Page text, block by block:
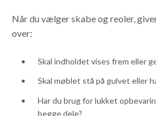
Når du vælger skabe og reoler,
over:
Skal indholdet vises frem eller
Skal møblet stå på gulvet eller
Har du brug for lukket
begge dele?